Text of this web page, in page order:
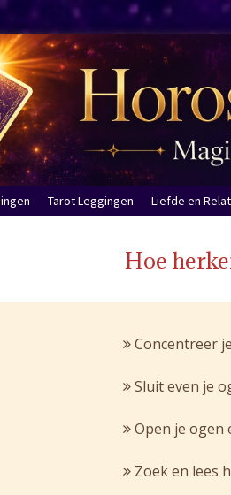
Tarot Leggingen Liefde en
Hoe
Concentreer
Sluit even je
Open je ogen
Zoek en lees